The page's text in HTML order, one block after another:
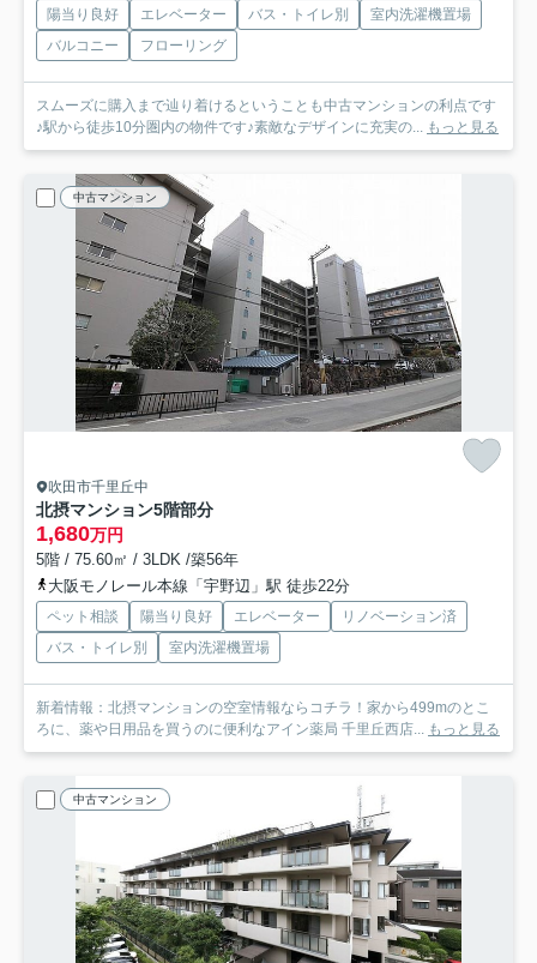
陽当り良好 エレベーター バス・トイレ別
室内洗濯機置場
バルコニー
フローリング
スムーズに購入まで辿り着けるということも中古マンションの利点です
♪駅から徒歩10分圏内の物件です♪素敵なデザインに充実の... もっと見る
中古マンション
吹田市千里丘中
北摂マンション5階部分
1,680万円
5階 / 75.60㎡ / 3LDK /築56年
大阪モノレール本線「宇野辺」駅 徒歩22分
ペット相談 陽当り良好 エレベーター
リノベーション済
バス・トイレ別
室内洗濯機置場
新着情報：北摂マンションの空室情報ならコチラ！家から499mのとこ
ろに、薬や日用品を買うのに便利なアイン薬局 千里丘西店... もっと見る
中古マンション